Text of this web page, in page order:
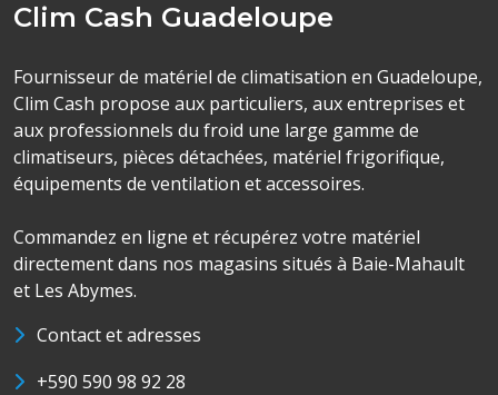
Clim Cash Guadeloupe
Fournisseur de matériel de climatisation en Guadeloupe,
Clim Cash propose aux particuliers, aux entreprises et
aux professionnels du froid une large gamme de
climatiseurs, pièces détachées, matériel frigorifique,
équipements de ventilation et accessoires.
Commandez en ligne et récupérez votre matériel
directement dans nos magasins situés à Baie-Mahault
et Les Abymes.
Contact et adresses
+590 590 98 92 28